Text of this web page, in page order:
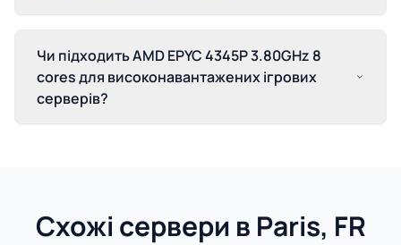
Чи підходить AMD EPYC 4345P 3.80GHz 8
cores для високонавантажених ігрових
серверів?
Схожі сервери в Paris, FR